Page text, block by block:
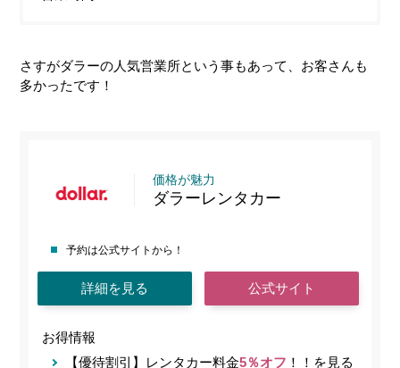
さすがダラーの人気営業所という事もあって、お客さんも
多かったです！
価格が魅力
ダラーレンタカー
予約は公式サイトから！
詳細を見る 公式サイト
お得情報
【優待割引】レンタカー料金5％オフ ！！を見る